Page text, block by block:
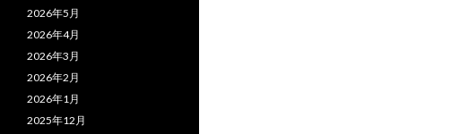
2026年5月
2026年4月
2026年3月
2026年2月
2026年1月
2025年12月